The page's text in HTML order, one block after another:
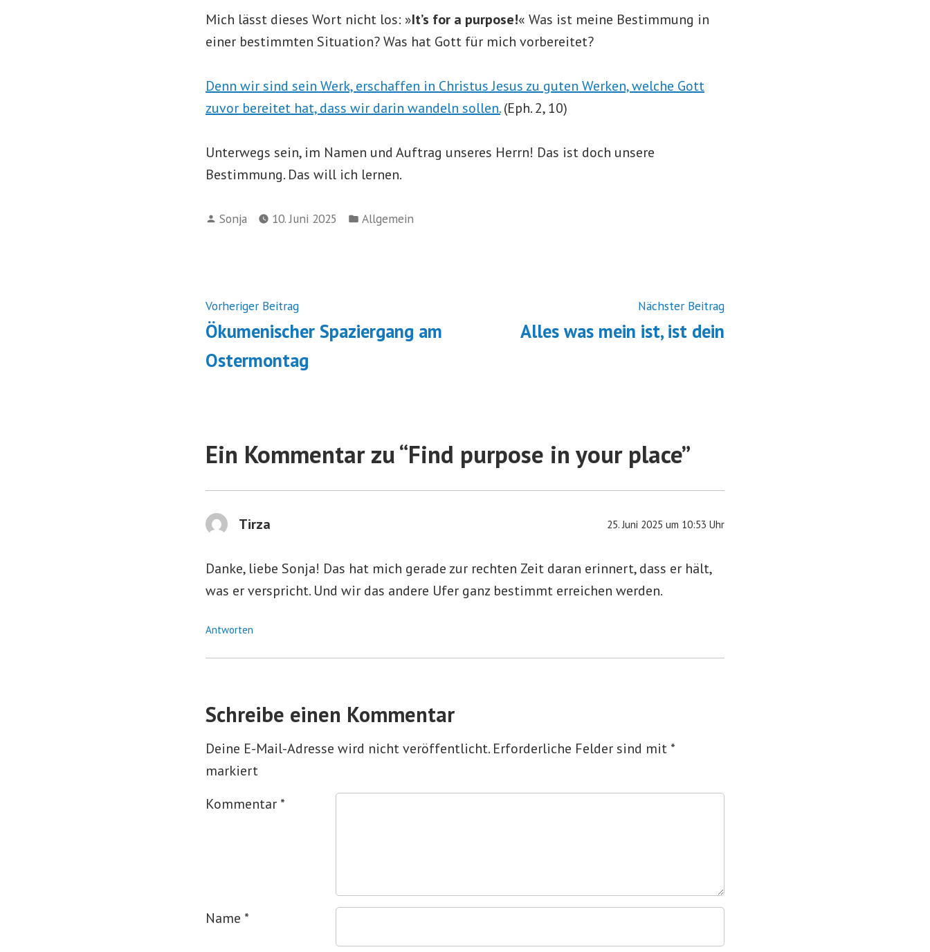
Mich lässt dieses Wort nicht los: »It’s for a purpose!« Was ist meine Bestimmung in
einer bestimmten Situation? Was hat Gott für mich vorbereitet?
Denn wir sind sein Werk, erschaffen in Christus Jesus zu guten Werken, welche Gott
zuvor bereitet hat, dass wir darin wandeln sollen.(Eph. 2, 10)
Unterwegs sein, im Namen und Auftrag unseres Herrn! Das ist doch unsere
Bestimmung. Das will ich lernen.
Verfasst
Sonja 10. Juni 2025
Veröffentlicht
Allgemein
Beitragsnavigation
Vorheriger BeitragVorheriger
Beitrag:
Ökumenischer Spaziergang am
Ostermontag
Nächster BeitragNächster
Alles was mein ist, ist dein
Ein Kommentar zu “Find purpose in your place”
Tirza 25. Juni 2025 um 10:53 Uhr
Danke, liebe Sonja! Das hat mich gerade zur rechten Zeit daran erinnert, dass er hält,
was er verspricht. Und wir das andere Ufer ganz bestimmt erreichen werden.
Antworten
Schreibe einen Kommentar
Deine E-Mail-Adresse wird nicht veröffentlicht. Erforderliche Felder sind mit *
markiert
Kommentar *
Name *